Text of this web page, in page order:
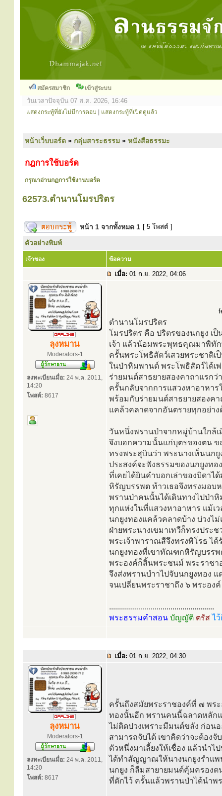
สมัครสมาชิก เข้าสู่ระบบ
วันเวลาปัจจุบัน 07 ส.ค. 2026, 16:46
แสดงกระทู้ที่ยังไม่มีการตอบ แสดงกระทู้ที่เปิดดูแล้ว
หน้าเว็บบอร์ด » กลุ่มสาระธรรม » หนังสือธรรมะ
กฎการใช้บอร์ด
กรุณาอ่านกฏการใช้งานบอร์ด
62573.ตำนานโมรปริตร
หน้า 1 จากทั้งหมด 1 [ 5 โพสต์ ]
ตัวอย่างพิมพ์
เจ้าของ ข้อความ
เมื่อ: 01 ก.ย. 2022, 04:06
ลุงหมาน
Moderators-1
ลงทะเบียนเมื่อ: 24 พ.ค. 2011,
14:20
โพสต์: 8617
ตำนานโมรปริตร
โมรปริตร คือ ปริตรของนกยูง เ
เจ้า แล้วน้อมพระพุทธคุณมาพิทั
ครั้นพระโพธิสัตว์เสวยพระชาติ
ในป่าหิมพานต์ พระโพธิสัตว์ได้เ
ร่ายมนต์สาธยายสองคาถาแรกว่
ครั้นกลับจากการแสวงหาอาหาร
พร้อมกับร่ายมนต์สาธยายสองคา
แคล้วคลาดจากอันตรายทุกอย่า
วันหนึ่งพรานป่าจากหมู่บ้านใกล้
จึงบอกความนั้นแก่บุตรของตน ข
ทรงพระสุบินว่า พระนางเห็นนก
ประสงค์จะฟังธรรมของนกยูงทอ
ที่เคยได้ยินคำบอกเล่าของบิดา
หิรัญบรรพต ท้าวเธอจึงทรงมอบ
พรานป่าคนนั้นได้เดินทางไปป่า
ทุกแห่งในที่แสวงหาอาหาร แม้เว
นกยูงทองแคล้วคลาดบ้าง บ่วงไ
ฝ่ายพระนางเขมาเทวีก็ทรงประ
พระเจ้าพาราณสีจึงทรงพิโรธ ไ
นกยูงทองที่เขาทัณฑกหิรัญบรรพ
พระองค์ก็สิ้นพระชนม์ พระราช
จึงส่งพรานบำาไปจับนกยูงทอง แ
จนเปลี่ยนพระราชาถึง ๖ พระองค์
.....................................................
พระธรรมคำสอน บัญญัติ ตรัสไ
เมื่อ: 01 ก.ย. 2022, 04:30
ลุงหมาน
Moderators-1
ลงทะเบียนเมื่อ: 24 พ.ค. 2011,
14:20
โพสต์: 8617
ครั้นถึงสมัยพระราชองค์ที่ ๗ พร
ทองนั้นอีก พรานคนนี้ฉลาดหลัก
ไม่ติดปวงเพราะมีมนต์ขลัง ก่อน
สามารถจับได้ เขาคิดว่าจะต้อง
ตัวหนึ่งมาเลี้ยงให้เชื่อง แล้วนำไ
ได้ทำสัญญาณให้นางนกยูงรำแพน
นกยูง ก็ลืมสายายมนต์คุ้มครองต
ที่ตักไว้ ครั้นแล้วพรานป่าได้นำพ